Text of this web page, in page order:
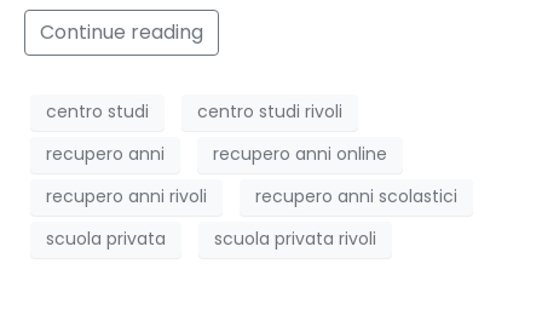
Continue reading
centro studi
centro studi rivoli
recupero anni
recupero anni online
recupero anni rivoli
recupero anni scolastici
scuola privata
scuola privata rivoli